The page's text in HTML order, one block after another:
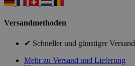
Versandmethoden
✔ Schneller und günstiger Versand
Mehr zu Versand und Lieferung